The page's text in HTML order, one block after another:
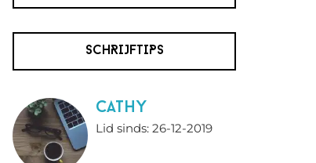
SCHRIJFTIPS
Cathy
Lid sinds: 26-12-2019